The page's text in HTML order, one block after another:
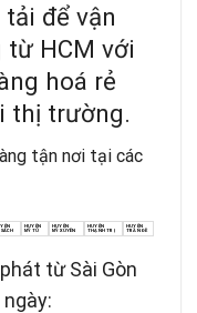
để vận
từ HCM với
hoá rẻ
thị trường.
tận nơi tại các
SÁCH
HUYỆN
MỸ TÚ
HUYỆN
MỸ XUYÊN
HUYỆN
THẠNH TRỊ
HUYỆN
TRẦN ĐỀ
từ Sài Gòn